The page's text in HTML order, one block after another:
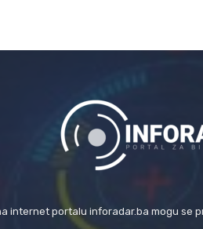
internet portalu inforadar.ba mogu se